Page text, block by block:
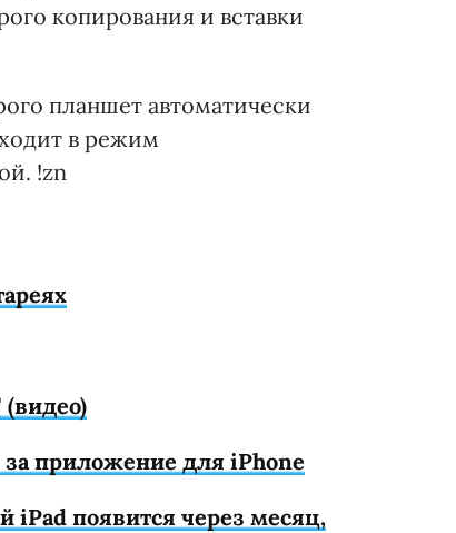
копирования и вставки
планшет автоматически
в режим
!zn
за приложение для iPhone
iPad появится через месяц,